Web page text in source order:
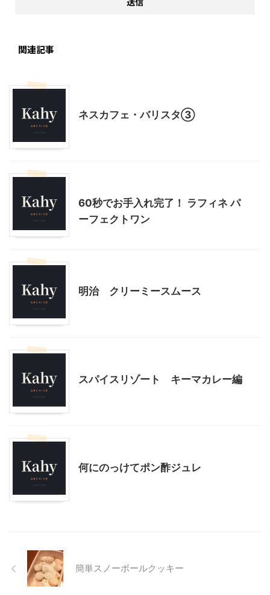
関連記事
ネスカフェ・バリスタ③
60秒でお手入れ完了！ ラフィネ パ
ーフェクトワン
明治 クリーミースムース
スパイスリゾート キーマカレー編
何にのっけてポン酢ジュレ
簡単スノーボールクッキー